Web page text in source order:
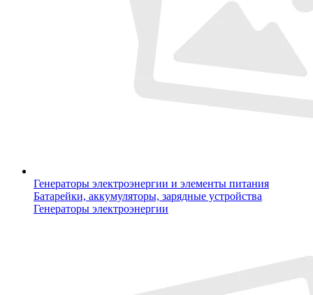
Генераторы электроэнергии и элементы питания
Батарейки, аккумуляторы, зарядные устройства
Генераторы электроэнергии